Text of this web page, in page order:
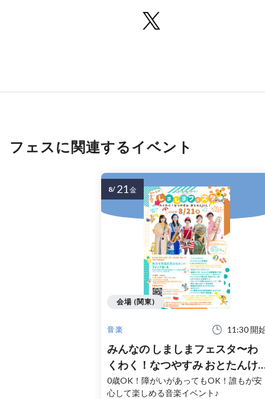
フェスに関連するイベント
音楽 11:30 開
みんなの しましまフェスタ〜わ
くわく！なつやすみ おとたんけ
ん！〜
0歳OK！障がいがあってもOK！誰もが安
心して楽しめる音楽イベント♪
会場 (関東)
8/ 21金